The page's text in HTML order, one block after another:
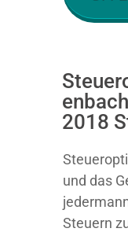
2018
und das
Steuern